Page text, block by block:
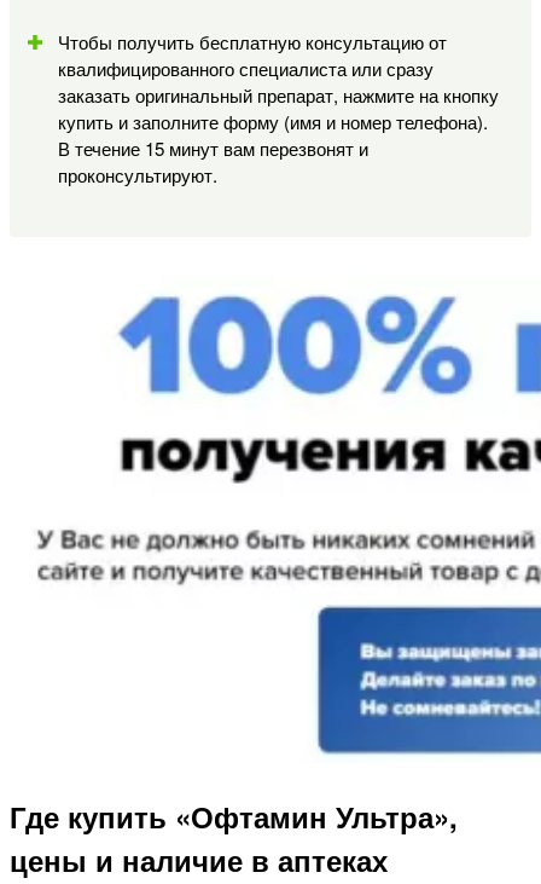
Чтобы получить бесплатную консультацию от
квалифицированного специалиста или сразу
заказать оригинальный препарат, нажмите на кнопку
купить и заполните форму (имя и номер телефона).
В течение 15 минут вам перезвонят и
проконсультируют.
Где купить «Офтамин Ультра»,
цены и наличие в аптеках